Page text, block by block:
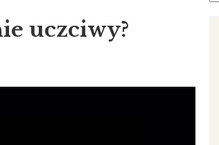
uczciwy?